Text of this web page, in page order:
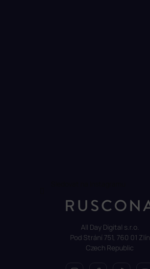
All Day Digital s.r.o.
Pod Strání 751, 760 01 Zlín
Czech Republic